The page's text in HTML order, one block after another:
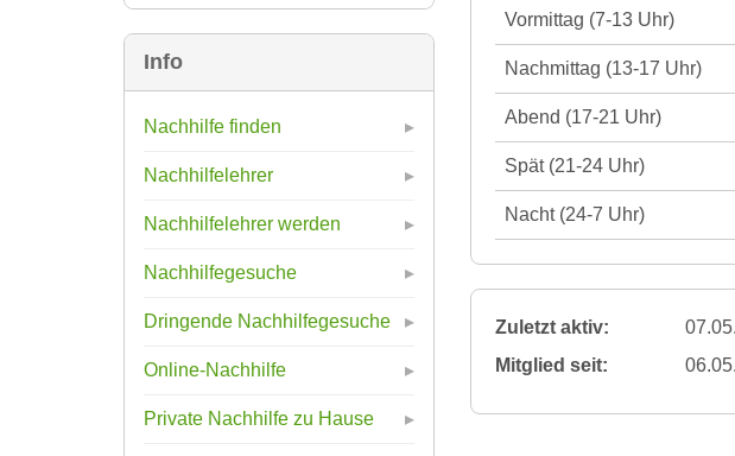
Info
Nachhilfe finden
Nachhilfelehrer
Nachhilfelehrer werden
Nachhilfegesuche
Dringende Nachhilfegesuche
Online-Nachhilfe
Private Nachhilfe zu Hause
Vormittag (7-13 Uhr)
Nachmittag (13-17 Uhr)
Abend (17-21 Uhr)
Spät (21-24 Uhr)
Nacht (24-7 Uhr)
Zuletzt aktiv:
Mitglied seit: